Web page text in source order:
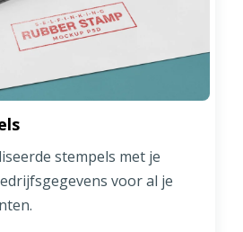
stempels met je
voor al je